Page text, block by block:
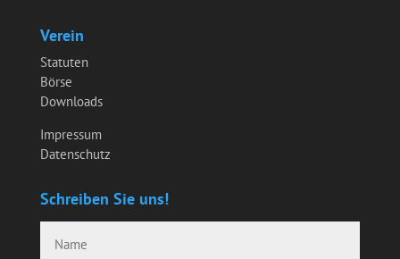
Verein
Statuten
Börse
Downloads
Impressum
Datenschutz
Schreiben Sie uns!